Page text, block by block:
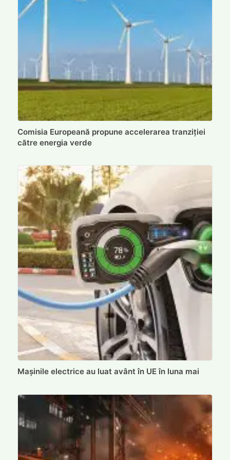
Comisia Europeană propune accelerarea tranziției
către energia verde
Mașinile electrice au luat avânt în UE în luna mai